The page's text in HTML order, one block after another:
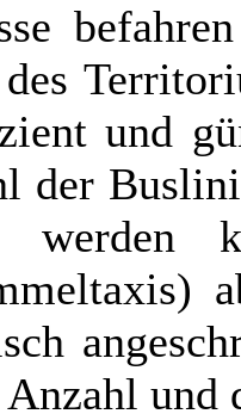
und
der
und